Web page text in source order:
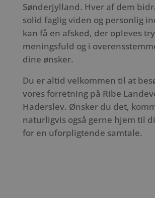
Sønderjylland. Hver af dem
solid faglig viden og personlig
kan få en afsked, der opleves
meningsfuld og i
dine ønsker.
Du er altid velkommen til at
vores forretning på Ribe
Haderslev. Ønsker du det,
naturligvis også gerne hjem til
for en uforpligtende samtale.